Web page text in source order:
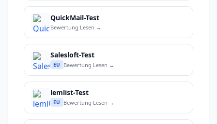
QuickMail-Test
Bewertung Lesen →
Salesloft-Test
EU Bewertung Lesen →
lemlist-Test
EU Bewertung Lesen →